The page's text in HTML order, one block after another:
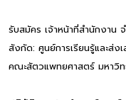
รับสมัคร เจ้าหน้าที่สำนักงาน
สังกัด: ศูนย์การเรียนรู้และส่
คณะสัตวแพทยศาสตร์ มหาวิท